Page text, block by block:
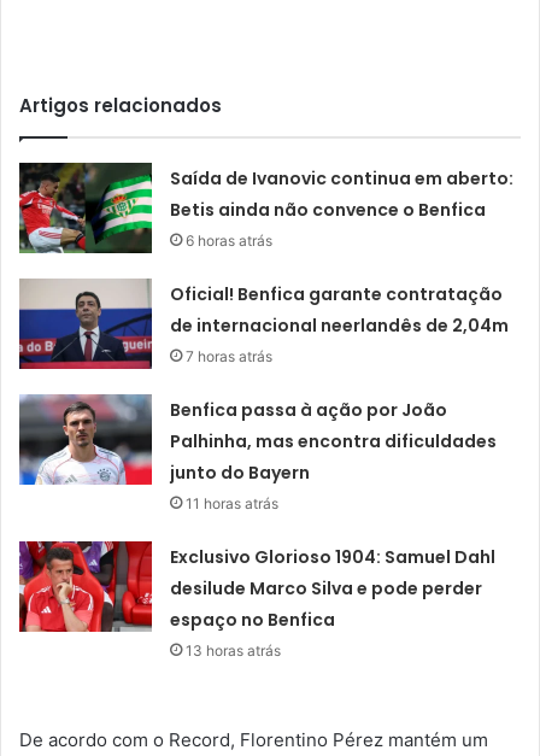
Artigos relacionados
Saída de Ivanovic continua em aberto:
Betis ainda não convence o Benfica
6 horas atrás
Oficial! Benfica garante contratação
de internacional neerlandês de 2,04m
7 horas atrás
Benfica passa à ação por João
Palhinha, mas encontra dificuldades
junto do Bayern
11 horas atrás
Exclusivo Glorioso 1904: Samuel Dahl
desilude Marco Silva e pode perder
espaço no Benfica
13 horas atrás
De acordo com o Record, Florentino Pérez mantém um